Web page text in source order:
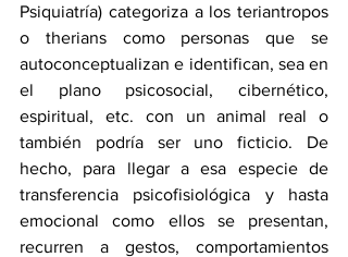
Psiquiatría) categoriza a los teriantropos
o therians como personas que se
autoconceptualizan e identifican, sea en
el plano psicosocial, cibernético,
espiritual, etc. con un animal real o
también podría ser uno ficticio. De
hecho, para llegar a esa especie de
transferencia psicofisiológica y hasta
emocional como ellos se presentan,
recurren a gestos, comportamientos